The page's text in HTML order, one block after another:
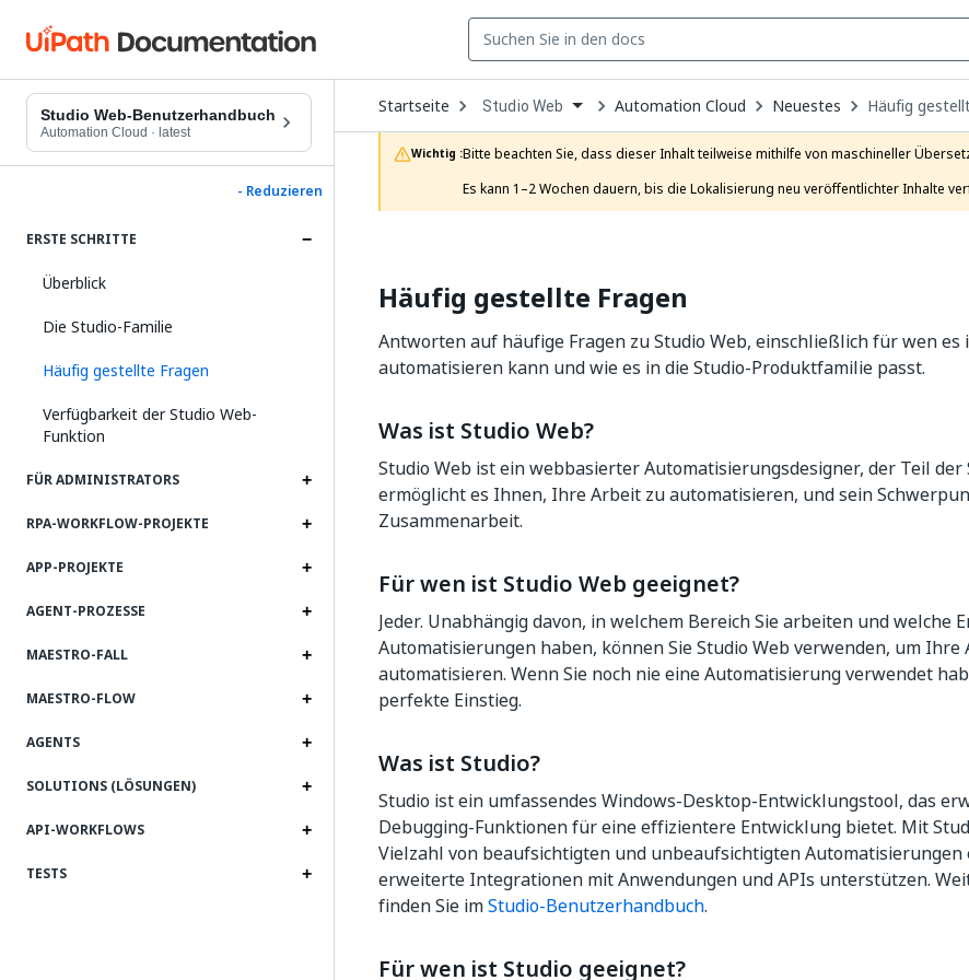
Studio Web-Benutzerhandbuch
Automation Cloud · latest
- Reduzieren
ERSTE SCHRITTE
Überblick
Die Studio-Familie
Häufig gestellte Fragen
Verfügbarkeit der Studio Web-
Funktion
FÜR ADMINISTRATORS
RPA-WORKFLOW-PROJEKTE
APP-PROJEKTE
AGENT-PROZESSE
MAESTRO-FALL
MAESTRO-FLOW
AGENTS
SOLUTIONS (LÖSUNGEN)
API-WORKFLOWS
TESTS
Startseite Open
Dropdown
to
choose
product
Studio Web Automation Cloud Neuestes Häufig
Wichtig :Bitte beachten Sie, dass dieser Inhalt teilweise mithilfe von maschineller
Es kann 1–2 Wochen dauern, bis die Lokalisierung neu veröffentlichter Inhalte
Häufig gestellte Fragen
Antworten auf häufige Fragen zu Studio Web, einschließlich für wen es
automatisieren kann und wie es in die Studio-Produktfamilie passt.
Was ist Studio Web?
Studio Web ist ein webbasierter Automatisierungsdesigner, der Teil der
ermöglicht es Ihnen, Ihre Arbeit zu automatisieren, und sein
Zusammenarbeit.
Für wen ist Studio Web geeignet?
Jeder. Unabhängig davon, in welchem Bereich Sie arbeiten und welche
Automatisierungen haben, können Sie Studio Web verwenden, um Ihre
automatisieren. Wenn Sie noch nie eine Automatisierung verwendet
perfekte Einstieg.
Was ist Studio?
Studio ist ein umfassendes Windows-Desktop-Entwicklungstool, das
Debugging-Funktionen für eine effizientere Entwicklung bietet. Mit
Vielzahl von beaufsichtigten und unbeaufsichtigten
erweiterte Integrationen mit Anwendungen und APIs unterstützen.
finden Sie imStudio-Benutzerhandbuch.
Für wen ist Studio geeignet?